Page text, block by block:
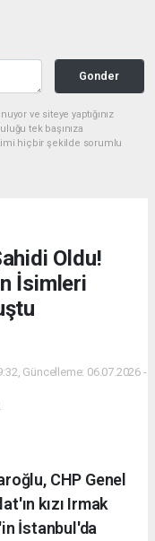
Gonder
ve siteye yaptığınız
tek başınıza
hiçbir şekilde sorumlu
Oldu!
İsimleri
Güncelleme: 06.07.2026 -
CHP Genel
kızı Irmak
İstanbul'da